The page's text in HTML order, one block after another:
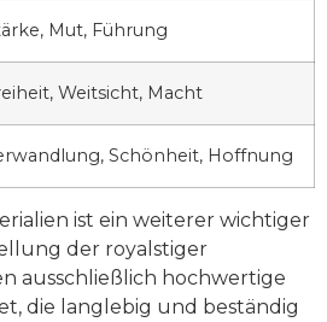
Mut, Führung
Weitsicht, Macht
Schönheit, Hoffnung
ist ein weiterer wichtiger
der royalstiger
ausschließlich hochwertige
die langlebig und beständig